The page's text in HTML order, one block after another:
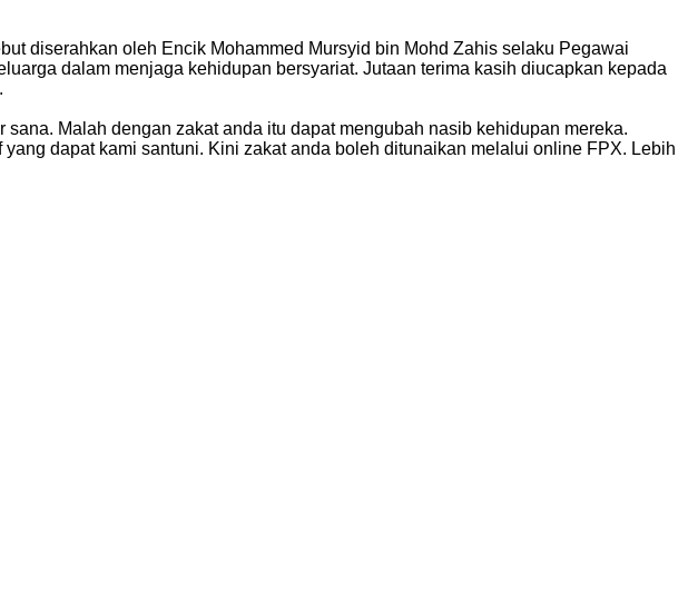
diserahkan oleh Encik Mohammed Mursyid bin Mohd Zahis selaku Pegawai
dalam menjaga kehidupan bersyariat. Jutaan terima kasih diucapkan kepada
Malah dengan zakat anda itu dapat mengubah nasib kehidupan mereka.
dapat kami santuni. Kini zakat anda boleh ditunaikan melalui online FPX. Lebih